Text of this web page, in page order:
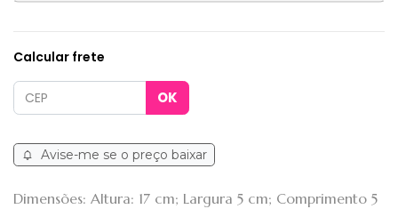
Calcular frete
Avise-me se o preço baixar
Dimensões: Altura: 17 cm; Largura 5 cm; Comprimento 5